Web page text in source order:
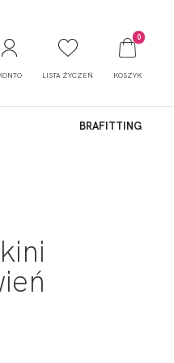
LISTA ŻYCZEŃ
0
KOSZYK
BRAFITTING